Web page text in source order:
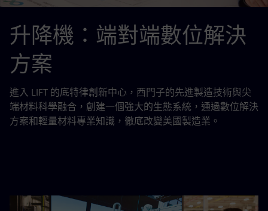
升降機：端對端數位解決
方案
進入 LIFT 的底特律創新中心，西門子的先進製造技術與尖
端材料科學融合，創建一個強大的生態系統，通過數位解決
方案和輕量材料專業知識，徹底改變美國製造業。